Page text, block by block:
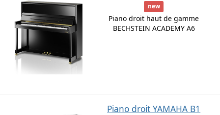
new
Piano droit haut de gamme
BECHSTEIN ACADEMY A6
Piano droit YAMAHA B1